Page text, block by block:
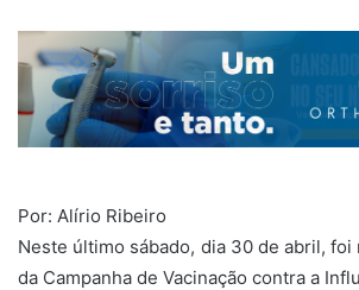
Por: Alírio Ribeiro
Neste último sábado, dia 30 de abril, foi
da Campanha de Vacinação contra a